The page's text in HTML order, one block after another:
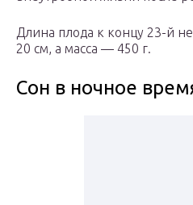
Длина плода к концу 23-й
20 см, а масса — 450 г.
Сон в ночное